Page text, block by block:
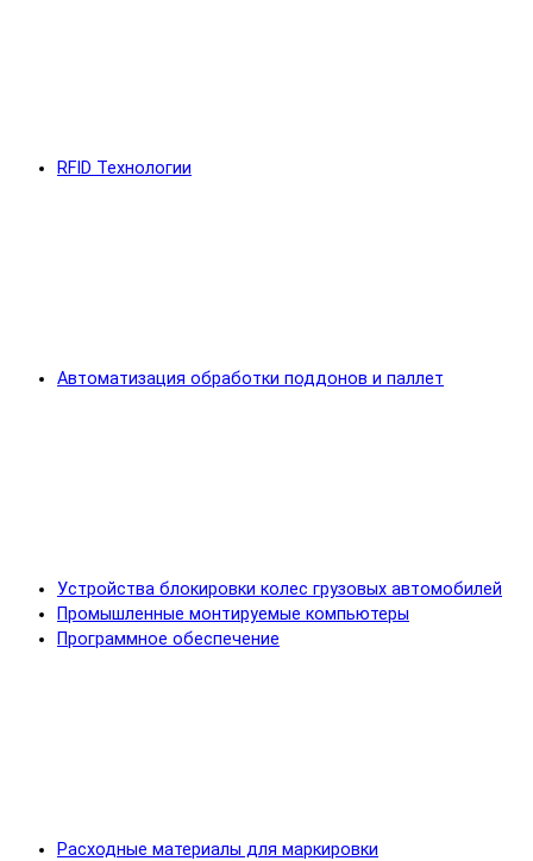
RFID Технологии
Автоматизация обработки поддонов и паллет
Устройства блокировки колес грузовых автомобилей
Промышленные монтируемые компьютеры
Программное обеспечение
Расходные материалы для маркировки